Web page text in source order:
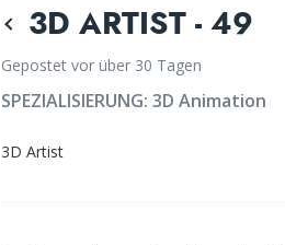
3D ARTIST - 49
Gepostet vor über 30 Tagen
SPEZIALISIERUNG: 3D Animation
3D Artist